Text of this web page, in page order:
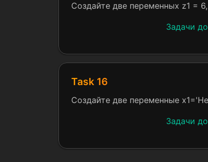
Создайте две переменных z1 =
Задачи
Task 16
Создайте две переменные
Задачи